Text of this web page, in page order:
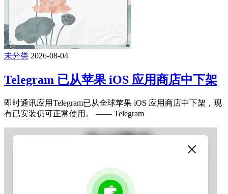
未分类 2026-08-04
Telegram 已从苹果 iOS 应用商店中下架
即时通讯应用Telegram已从全球苹果 iOS 应用商店中下架，现
有已安装仍可正常使用。 —— Telegram